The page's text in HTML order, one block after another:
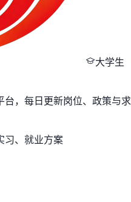
大学生
台，每日更新岗位、政策与求
习、就业方案